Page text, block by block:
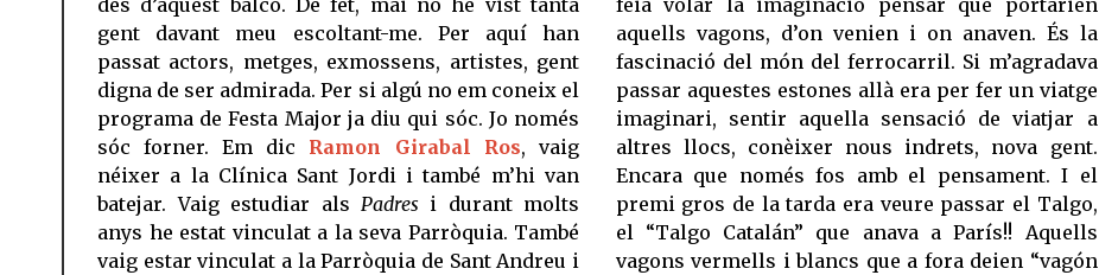
des d’aquest balcó. De fet, mai no he vist tanta
gent davant meu escoltant-me. Per aquí han
passat actors, metges, exmossens, artistes, gent
digna de ser admirada. Per si algú no em coneix el
programa de Festa Major ja diu qui sóc. Jo només
sóc forner. Em dic Ramon Girabal Ros, vaig
néixer a la Clínica Sant Jordi i també m’hi van
batejar. Vaig estudiar als Padres i durant molts
anys he estat vinculat a la seva Parròquia. També
vaig estar vinculat a la Parròquia de Sant Andreu i
feia volar la imaginació pensar què portarien
aquells vagons, d’on venien i on anaven. És la
fascinació del món del ferrocarril. Si m’agradava
passar aquestes estones allà era per fer un viatge
imaginari, sentir aquella sensació de viatjar a
altres llocs, conèixer nous indrets, nova gent.
Encara que només fos amb el pensament. I el
premi gros de la tarda era veure passar el Talgo,
el “Talgo Catalán” que anava a París!! Aquells
vagons vermells i blancs que a fora deien “vagón